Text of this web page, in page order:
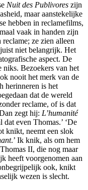
Nuit des Publivores zijn
maar aanstekelijke
hebben in reclamefilms,
vaak in handen zijn
ze zien alleen
niet belangrijk. Het
aspect. De
niks. Bezoekers van het
nooit het merk van de
herinneren is het
dat de wereld
reclame, of is dat
zegt hij: L’humanité
dat even Thomas.’ ‘De
knikt, neemt een slok
.’ Ik knik, als om hem
II, die nog maar
heeft voorgenomen aan
ook, knikt
wezen is slecht.